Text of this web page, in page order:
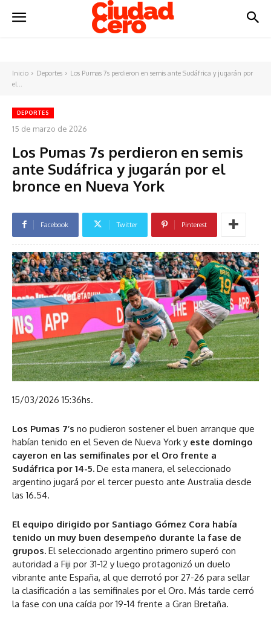
Inicio Deportes
Los Pumas 7s perdieron en semis ante Sudáfrica y jugarán por
el...
DEPORTES
15 de marzo de 2026
Los Pumas 7s perdieron en semis
ante Sudáfrica y jugarán por el
bronce en Nueva York
Facebook Twitter Pinterest
15/03/2026 15:36hs.
Los Pumas 7’s no pudieron sostener el buen arranque que
habían tenido en el Seven de Nueva York y este domingo
cayeron en las semifinales por el Oro frente a
Sudáfrica por 14-5. De esta manera, el seleccionado
argentino jugará por el tercer puesto ante Australia desde
las 16.54.
El equipo dirigido por Santiago Gómez Cora había
tenido un muy buen desempeño durante la fase de
grupos. El seleccionado argentino primero superó con
autoridad a Fiji por 31-12 y luego protagonizó un duelo
vibrante ante España, al que derrotó por 27-26 para sellar
la clasificación a las semifinales por el Oro. Más tarde cerró
la fase con una caída por 19-14 frente a Gran Bretaña.